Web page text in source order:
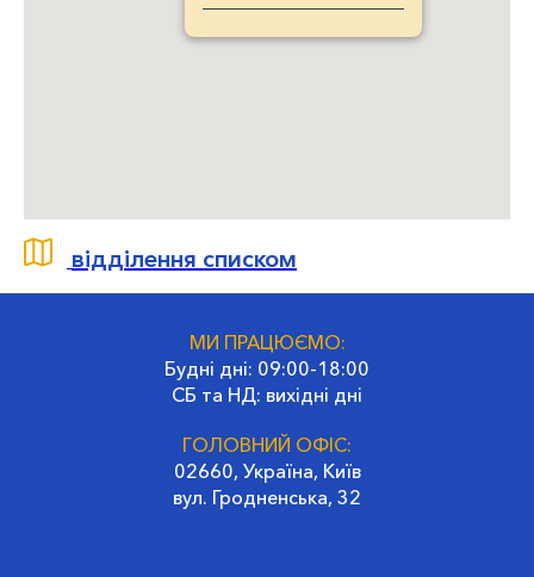
відділення списком
МИ ПРАЦЮЄМО:
Будні дні: 09:00-18:00
СБ та НД: вихідні дні
ГОЛОВНИЙ ОФІС:
02660, Україна, Київ
вул. Гродненська, 32